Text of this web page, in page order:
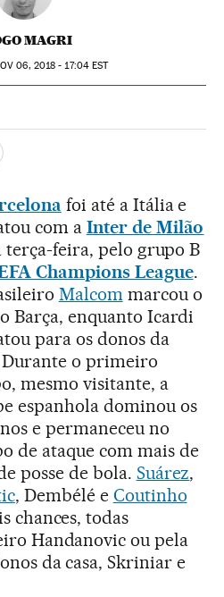
MAGRI
06, 2018 - 17:04EST
Sociales
foi até a Itália e
com a Inter de Milão
terça-feira, pelo grupo B
Champions League.
Malcommarcou o
Barça, enquanto Icardi
para os donos da
Durante o primeiro
mesmo visitante, a
espanhola dominou os
e permaneceu no
de ataque com mais de
posse de bola. Suárez,
, Dembélé e Coutinho
chances, todas
Handanovic ou pela
da casa, Skriniar e